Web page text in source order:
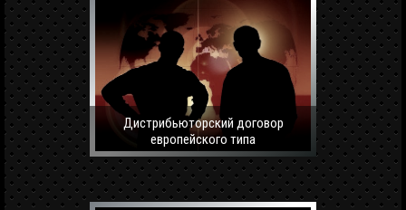
Дистрибьюторский договор
европейского типа